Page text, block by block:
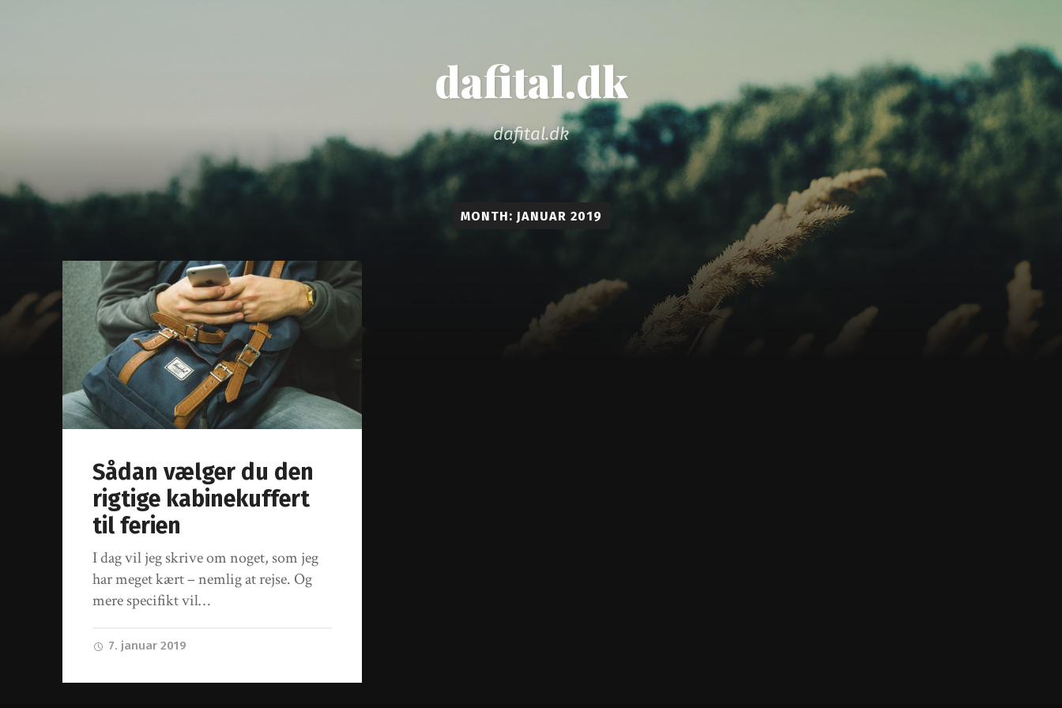
dafital.dk
dafital.dk
MONTH: JANUAR 2019
Sådan vælger du den
rigtige kabinekuffert
til ferien
I dag vil jeg skrive om noget, som jeg
har meget kært – nemlig at rejse. Og
mere specifikt vil…
7. januar 2019